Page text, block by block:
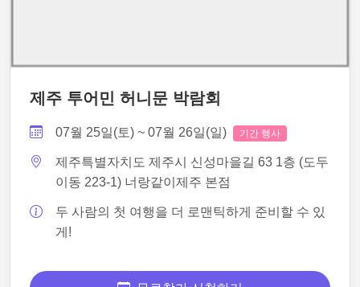
제주 투어민 허니문 박람회
07월 25일(토) ~ 07월 26일(일) 기간 행사
제주특별자치도 제주시 신성마을길 63 1층 (도두
이동 223-1) 너랑같이제주 본점
두 사람의 첫 여행을 더 로맨틱하게 준비할 수 있
게!